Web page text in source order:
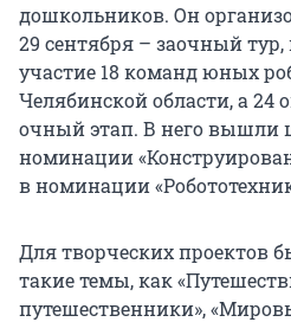
дошкольников. Он
29 сентября – заочный
участие 18 команд юных
Челябинской области, а 24
очный этап. В него вышли
номинации
в номинации
Для творческих проектов
такие темы, как
путешественники»,